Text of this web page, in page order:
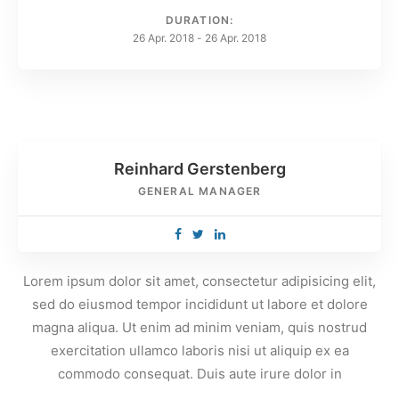
Alexander Griebel und Jörg Häcker informieren.
DURATION:
26 Apr. 2018 - 26 Apr. 2018
Reinhard Gerstenberg
GENERAL MANAGER
Lorem ipsum dolor sit amet, consectetur adipisicing elit,
sed do eiusmod tempor incididunt ut labore et dolore
magna aliqua. Ut enim ad minim veniam, quis nostrud
exercitation ullamco laboris nisi ut aliquip ex ea
commodo consequat. Duis aute irure dolor in